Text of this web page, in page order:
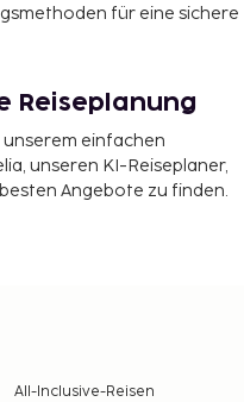
für eine sichere
Reiseplanung
unserem einfachen
unseren KI-Reiseplaner,
Angebote zu finden.
All-Inclusive-Reisen